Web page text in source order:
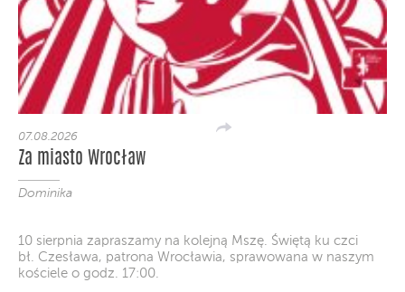
07.08.2026
Za miasto Wrocław
Dominika
10 sierpnia zapraszamy na kolejną Mszę. Świętą ku czci
bł. Czesława, patrona Wrocławia, sprawowana w naszym
kościele o godz. 17:00.